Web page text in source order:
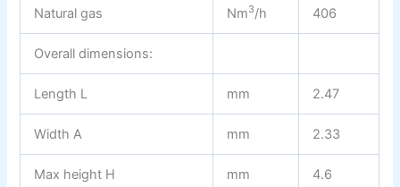
Natural gas Nm3/h 406
Overall dimensions:
Length L mm 2.47
Width A mm 2.33
Max height H mm 4.6